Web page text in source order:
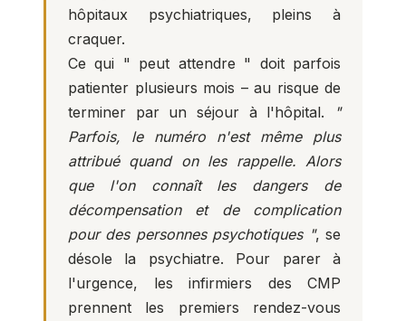
hôpitaux psychiatriques, pleins à
craquer.
Ce qui " peut attendre " doit parfois
patienter plusieurs mois – au risque de
terminer par un séjour à l'hôpital.
"
Parfois, le numéro n'est même plus
attribué quand on les rappelle. Alors
que l'on connaît les dangers de
décompensation et de complication
pour des personnes psychotiques ", se
désole la psychiatre. Pour parer à
l'urgence, les infirmiers des CMP
prennent les premiers rendez-vous